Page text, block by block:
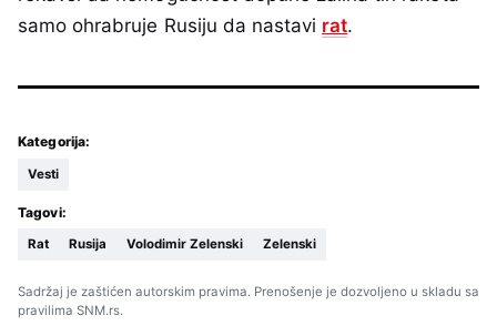
samo ohrabruje Rusiju da nastavi rat.
Kategorija:
Vesti
Tagovi:
Rat Rusija Volodimir Zelenski Zelenski
Sadržaj je zaštićen autorskim pravima. Prenošenje je dozvoljeno u skladu sa
pravilima SNM.rs.